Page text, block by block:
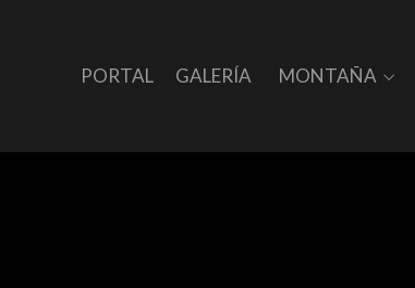
PORTAL GALERÍA MONTAÑA